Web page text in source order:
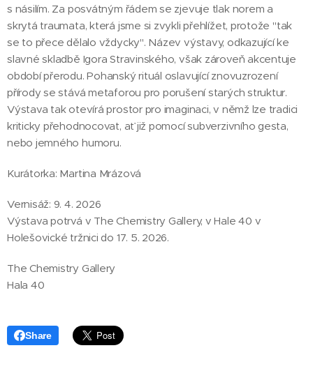
s násilím. Za posvátným řádem se zjevuje tlak norem a
skrytá traumata, která jsme si zvykli přehlížet, protože "tak
se to přece dělalo vždycky". Název výstavy, odkazující ke
slavné skladbě Igora Stravinského, však zároveň akcentuje
období přerodu. Pohanský rituál oslavující znovuzrození
přírody se stává metaforou pro porušení starých struktur.
Výstava tak otevírá prostor pro imaginaci, v němž lze tradici
kriticky přehodnocovat, ať již pomocí subverzivního gesta,
nebo jemného humoru.
Kurátorka: Martina Mrázová
Vernisáž: 9. 4. 2026
Výstava potrvá v The Chemistry Gallery, v Hale 40 v
Holešovické tržnici do 17. 5. 2026.
The Chemistry Gallery
Hala 40
Share